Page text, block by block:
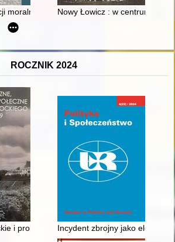
moralnej synów szlacheckich w XVI-
Nowy Łowicz : w centrum
ROCZNIK 2024
i problem czytelnictwa w Łęczycy w latach
Incydent zbrojny jako element